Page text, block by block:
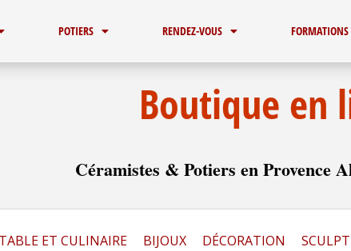
POTIERS RENDEZ-VOUS FORMATIONS
Boutique en
Céramistes & Potiers en Provence
ET CULINAIRE BIJOUX DÉCORATION